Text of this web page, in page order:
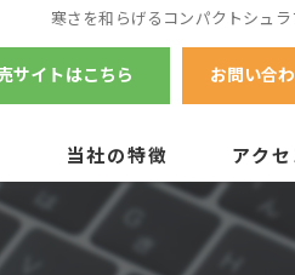
寒さを和らげるコンパクトシュラ
サイトはこちら お問い合
当社の特徴
テント
アク